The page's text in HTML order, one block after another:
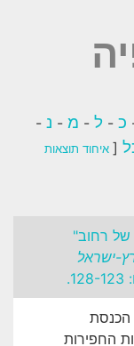
כ - ל - מ - נ -
[ איחוד תוצאות
של רחוב"
ישראל
הכנסת
החפירות